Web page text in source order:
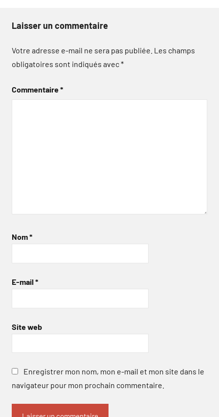
Laisser un commentaire
Votre adresse e-mail ne sera pas publiée. Les champs
obligatoires sont indiqués avec*
Commentaire*
Nom*
E-mail *
Site web
Enregistrer mon nom, mon e-mail et mon site dans le
navigateur pour mon prochain commentaire.